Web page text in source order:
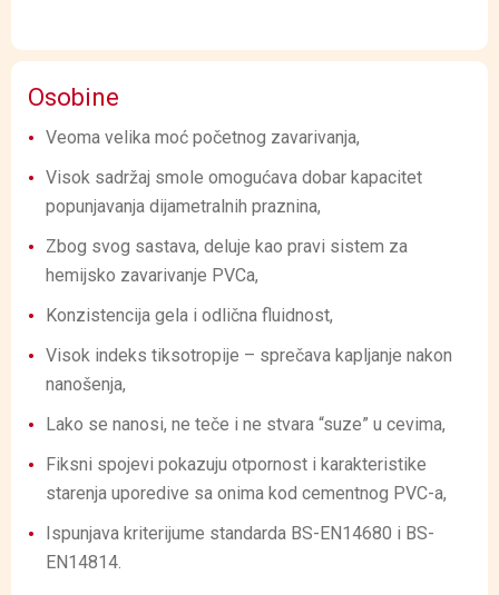
Osobine
Veoma velika moć početnog zavarivanja,
Visok sadržaj smole omogućava dobar kapacitet
popunjavanja dijametralnih praznina,
Zbog svog sastava, deluje kao pravi sistem za
hemijsko zavarivanje PVCa,
Konzistencija gela i odlična fluidnost,
Visok indeks tiksotropije – sprečava kapljanje nakon
nanošenja,
Lako se nanosi, ne teče i ne stvara “suze” u cevima,
Fiksni spojevi pokazuju otpornost i karakteristike
starenja uporedive sa onima kod cementnog PVC-a,
Ispunjava kriterijume standarda BS-EN14680 i BS-
EN14814.